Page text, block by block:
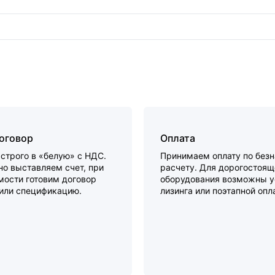
в «белую» с НДС.
выставляем счет, при
готовим договор
спецификацию.
Оплата
Принимаем оплату по
расчету. Для
оборудования возможны
лизинга или поэтапной